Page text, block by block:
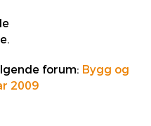
forum: Bygg og
2009